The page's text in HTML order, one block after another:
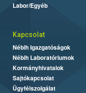
Labor/Egyéb
Kapcsolat
Nébih Igazgatóságok
Nébih Laboratóriumok
Kormányhivatalok
Sajtókapcsolat
Ügyfélszolgálat